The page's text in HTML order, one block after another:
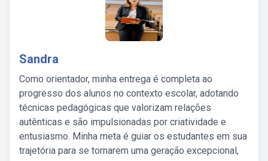
Sandra
Como orientador, minha entrega é completa ao
progresso dos alunos no contexto escolar, adotando
técnicas pedagógicas que valorizam relações
autênticas e são impulsionadas por criatividade e
entusiasmo. Minha meta é guiar os estudantes em sua
trajetória para se tornarem uma geração excepcional,